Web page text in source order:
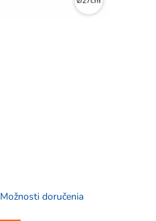
Možnosti doručenia